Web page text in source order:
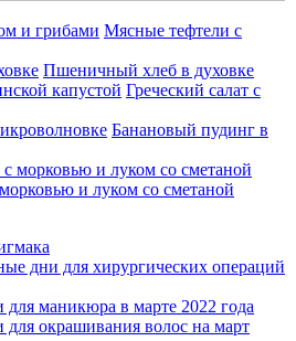
Мясные тефтели с
Пшеничный хлеб в духовке
Греческий салат с
Банановый пудинг в
и луком со сметаной
дни для хирургических операций
для маникюра в марте 2022 года
для окрашивания волос на март